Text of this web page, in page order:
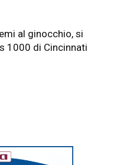
al ginocchio, si
1000 di Cincinnati